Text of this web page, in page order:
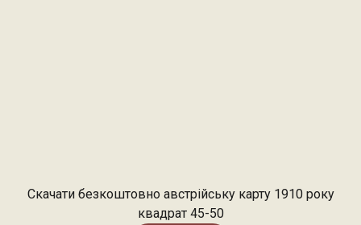
Скачати безкоштовно австрійську карту 1910 року
квадрат 45-50